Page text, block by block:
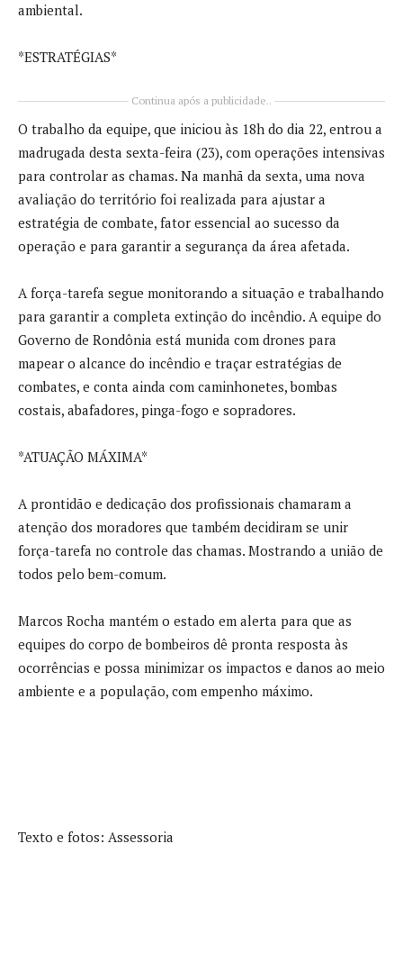
ambiental.
*ESTRATÉGIAS*
Continua após a publicidade..
O trabalho da equipe, que iniciou às 18h do dia 22, entrou a
madrugada desta sexta-feira (23), com operações intensivas
para controlar as chamas. Na manhã da sexta, uma nova
avaliação do território foi realizada para ajustar a
estratégia de combate, fator essencial ao sucesso da
operação e para garantir a segurança da área afetada.
A força-tarefa segue monitorando a situação e trabalhando
para garantir a completa extinção do incêndio. A equipe do
Governo de Rondônia está munida com drones para
mapear o alcance do incêndio e traçar estratégias de
combates, e conta ainda com caminhonetes, bombas
costais, abafadores, pinga-fogo e sopradores.
*ATUAÇÃO MÁXIMA*
A prontidão e dedicação dos profissionais chamaram a
atenção dos moradores que também decidiram se unir
força-tarefa no controle das chamas. Mostrando a união de
todos pelo bem-comum.
Marcos Rocha mantém o estado em alerta para que as
equipes do corpo de bombeiros dê pronta resposta às
ocorrências e possa minimizar os impactos e danos ao meio
ambiente e a população, com empenho máximo.
Texto e fotos: Assessoria